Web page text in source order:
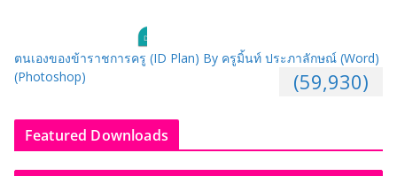
ตนเองของข้าราชการครู (ID Plan) By ครูมิ้นท์ ประภาลักษณ์ (Word)
(Photoshop)
(59,930)
Featured Downloads